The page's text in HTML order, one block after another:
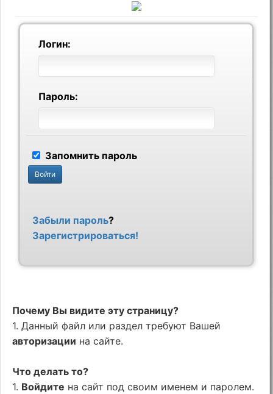
Логин:
Пароль:
Запомнить пароль
Забыли пароль?
Зарегистрироваться!
Почему Вы видите эту страницу?
1. Данный файл или раздел требуют Вашей
авторизации на сайте.
Что делать то?
1. Войдите на сайт под своим именем и паролем.